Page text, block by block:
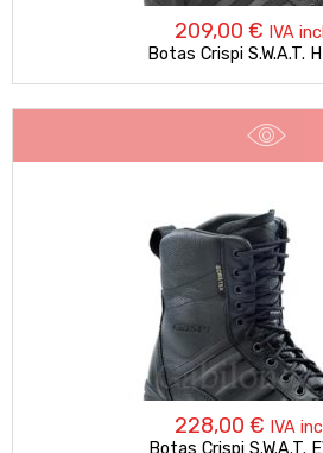
209,00 € IVA
Botas Crispi S.W.A.T.
228,00 € IVA
Botas Crispi S.W.A.T.